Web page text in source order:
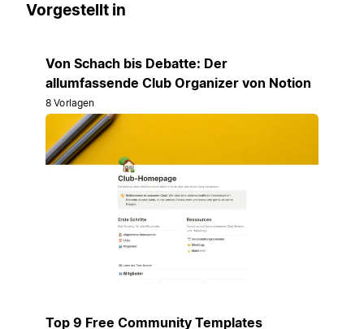
Vorgestellt in
Von Schach bis Debatte: Der
allumfassende Club Organizer von Notion
8 Vorlagen
Top 9 Free Community Templates